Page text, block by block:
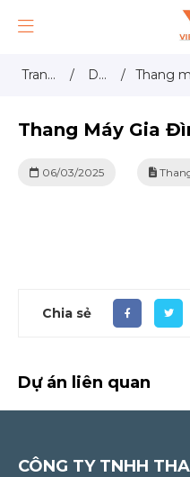
Trang / DỰ / Thang
Thang Máy Gia
06/03/2025
Chia sẻ
Dự án liên quan
CÔNG TY TNHH